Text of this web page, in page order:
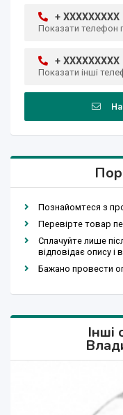
+ XXXXXXXXX
Показати телефон
+ XXXXXXXXX
Показати інші
Познайомтеся з
Перевірте товар
Сплачуйте лише
відповідає опису
Бажано провести
Інші